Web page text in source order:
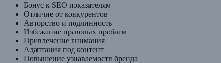
Бонус к SEO показателям
Отличие от конкурентов
Авторство и подлинность
Избежание правовых проблем
Привлечение внимания
Адаптация под контент
Повышение узнаваемости бренда